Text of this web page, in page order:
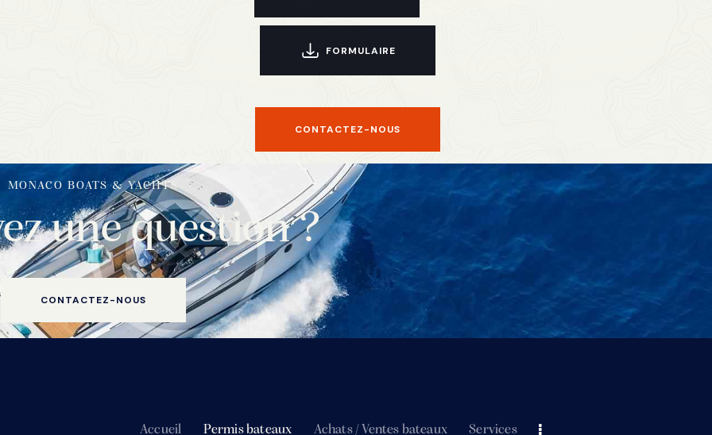
FORMULAIRE
CONTACTEZ-NOUS
MONACO BOATS & YACHTS
une question ?
CONTACTEZ-NOUS
Accueil Permis bateaux Achats / Ventes bateaux Services